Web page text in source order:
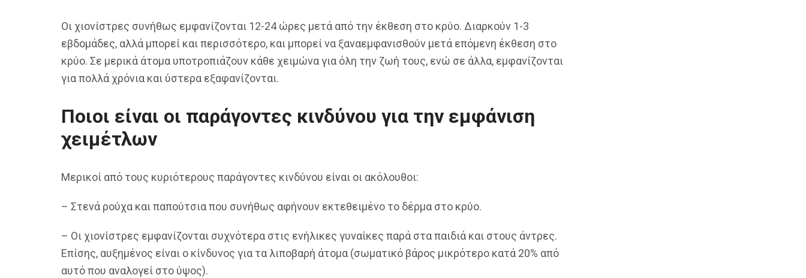
Οι χιονίστρες συνήθως εμφανίζονται 12-24 ώρες μετά από την έκθεση στο κρύο. Διαρκούν 1-3
εβδομάδες, αλλά μπορεί και περισσότερο, και μπορεί να ξαναεμφανισθούν μετά επόμενη έκθεση στο
κρύο. Σε μερικά άτομα υποτροπιάζουν κάθε χειμώνα για όλη την ζωή τους, ενώ σε άλλα, εμφανίζονται
για πολλά χρόνια και ύστερα εξαφανίζονται.
Ποιοι είναι οι παράγοντες κινδύνου για την εμφάνιση
χειμέτλων
Μερικοί από τους κυριότερους παράγοντες κινδύνου είναι οι ακόλουθοι:
– Στενά ρούχα και παπούτσια που συνήθως αφήνουν εκτεθειμένο το δέρμα στο κρύο.
– Οι χιονίστρες εμφανίζονται συχνότερα στις ενήλικες γυναίκες παρά στα παιδιά και στους άντρες.
Επίσης, αυξημένος είναι ο κίνδυνος για τα λιποβαρή άτομα (σωματικό βάρος μικρότερο κατά 20% από
αυτό που αναλογεί στο ύψος).